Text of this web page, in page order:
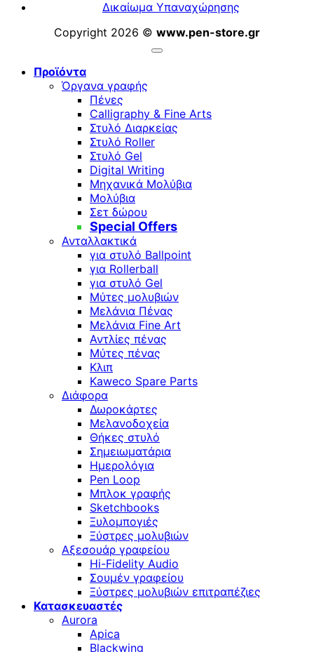
Δικαίωμα Υπαναχώρησης
Copyright 2026 © www.pen-store.gr
Προϊόντα
Όργανα γραφής
Πένες
Calligraphy & Fine Arts
Στυλό Διαρκείας
Στυλό Roller
Στυλό Gel
Digital Writing
Μηχανικά Μολύβια
Μολύβια
Σετ δώρου
Special Offers
Ανταλλακτικά
για στυλό Ballpoint
για Rollerball
για στυλό Gel
Μύτες μολυβιών
Μελάνια Πένας
Μελάνια Fine Art
Αντλίες πένας
Μύτες πένας
Κλιπ
Kaweco Spare Parts
Διάφορα
Δωροκάρτες
Μελανοδοχεία
Θήκες στυλό
Σημειωματάρια
Ημερολόγια
Pen Loop
Μπλοκ γραφής
Sketchbooks
Ξυλομπογιές
Ξύστρες μολυβιών
Αξεσουάρ γραφείου
Hi-Fidelity Audio
Σουμέν γραφείου
Ξύστρες μολυβιών επιτραπέζιες
Κατασκευαστές
Aurora
Apica
Blackwing